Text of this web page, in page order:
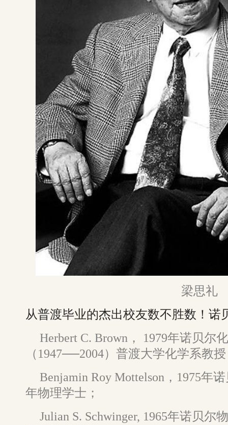
梁思礼
从普渡毕业的杰出校友数不胜数！诺
Herbert C. Brown， 1979年诺贝尔
（1947──2004）普渡大学化学系教
Benjamin Roy Mottelson，1975年
年物理学士；
Julian S. Schwinger, 1965年诺贝尔